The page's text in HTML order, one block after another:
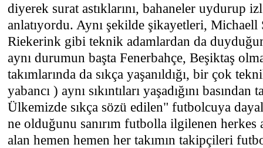
diyerek surat astıklarını, bahaneler uydurup
anlatıyordu. Aynı şekilde şikayetleri,
Riekerink gibi teknik adamlardan da
aynı durumun başta Fenerbahçe, Beşiktaş
takımlarında da sıkça yaşanıldığı, bir çok
yabancı ) aynı sıkıntıları yaşadığını
Ülkemizde sıkça sözü edilen" futbolcuya
ne olduğunu sanırım futbolla ilgilenen
alan hemen hemen her takımın takipçileri